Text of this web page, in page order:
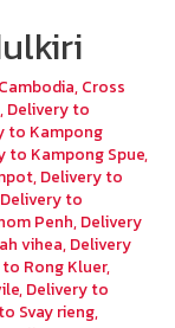
, Cross
, Delivery to
to Kampong
to Kampong Spue,
, Delivery to
Delivery to
Penh, Delivery
vihea, Delivery
Rong Kluer,
, Delivery to
Svay rieng,